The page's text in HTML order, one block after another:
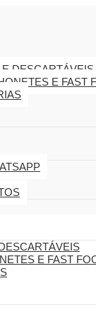
DESCARTÁVEIS
E FAST
E FAST